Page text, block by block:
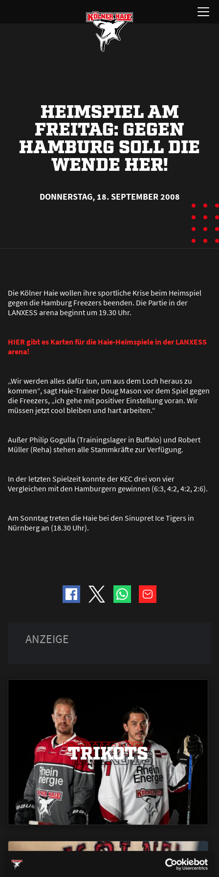
Menü
öffnen
HEIMSPIEL AM
FREITAG: GEGEN
HAMBURG SOLL DIE
WENDE HER!
DONNERSTAG, 18. SEPTEMBER 2008
Die Kölner Haie wollen ihre sportliche Krise beim Heimspiel
gegen die Hamburg Freezers beenden. Die Partie in der
LANXESS arena beginnt um 19.30 Uhr.
HIER gibt es Karten für die Haie-Heimspiele in der LANXESS
arena!
„Wir werden alles dafür tun, um aus dem Loch heraus zu
kommen“, sagt Haie-Trainer Doug Mason vor dem Spiel gegen
die Freezers, „ich gehe mit positiver Einstellung voran. Wir
müssen jetzt cool bleiben und hart arbeiten.“
Außer Philip Gogulla (Trainingslager in Buffalo) und Robert
Müller (Reha) stehen alle Stammkräfte zur Verfügung.
In der letzten Spielzeit konnte der KEC drei von vier
Vergleichen mit den Hamburgern gewinnen (6:3, 4:2, 4:2, 2:6).
Am Sonntag treten die Haie bei den Sinupret Ice Tigers in
Nürnberg an (18.30 Uhr).
TRIKOTS
TRIKOTS
TRIKOTS